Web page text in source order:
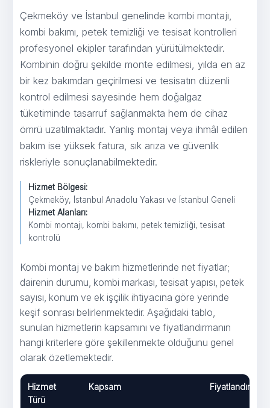
Çekmeköy ve İstanbul genelinde kombi montajı,
kombi bakımı, petek temizliği ve tesisat kontrolleri
profesyonel ekipler tarafından yürütülmektedir.
Kombinin doğru şekilde monte edilmesi, yılda en az
bir kez bakımdan geçirilmesi ve tesisatın düzenli
kontrol edilmesi sayesinde hem doğalgaz
tüketiminde tasarruf sağlanmakta hem de cihaz
ömrü uzatılmaktadır. Yanlış montaj veya ihmâl edilen
bakım ise yüksek fatura, sık arıza ve güvenlik
riskleriyle sonuçlanabilmektedir.
Hizmet Bölgesi:
Çekmeköy, İstanbul Anadolu Yakası ve İstanbul Geneli
Hizmet Alanları:
Kombi montajı, kombi bakımı, petek temizliği, tesisat
kontrolü
Kombi montaj ve bakım hizmetleri
Kombi montaj ve bakım hizmetlerinde net fiyatlar;
dairenin durumu, kombi markası, tesisat yapısı, petek
sayısı, konum ve ek işçilik ihtiyacına göre yerinde
keşif sonrası belirlenmektedir. Aşağıdaki tablo,
sunulan hizmetlerin kapsamını ve fiyatlandırmanın
hangi kriterlere göre şekillenmekte olduğunu genel
olarak özetlemektedir.
Hizmet
Türü
Kapsam Fiyatlandırma